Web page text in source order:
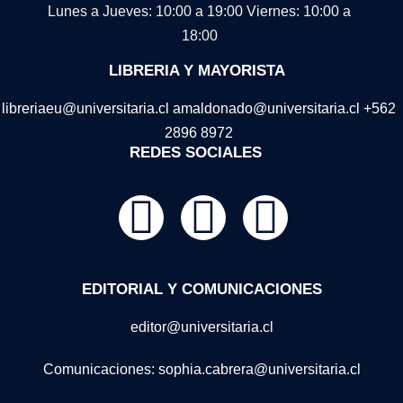
Lunes a Jueves: 10:00 a 19:00 Viernes: 10:00 a
18:00
LIBRERIA Y MAYORISTA
libreriaeu@universitaria.cl amaldonado@universitaria.cl +562
2896 8972
REDES SOCIALES
EDITORIAL Y COMUNICACIONES
editor@universitaria.cl
Comunicaciones: sophia.cabrera@universitaria.cl